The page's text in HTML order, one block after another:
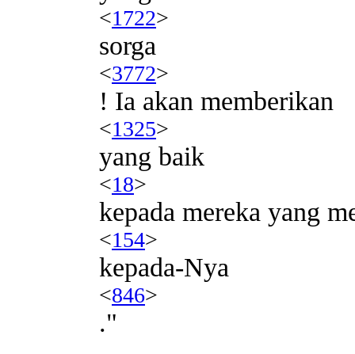
<1722>
sorga
<3772>
! Ia akan memberikan
<1325>
yang baik
<18>
kepada mereka yang
<154>
kepada-Nya
<846>
."